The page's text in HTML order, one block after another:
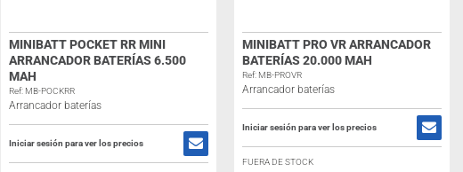
MINIBATT POCKET RR MINI
ARRANCADOR BATERÍAS 6.500
MAH
Ref: MB-POCKRR
Arrancador baterías
Iniciar sesión para ver los precios
MINIBATT PRO VR ARRANCADOR
BATERÍAS 20.000 MAH
Ref: MB-PROVR
Arrancador baterías
Iniciar sesión para ver los precios
FUERA DE STOCK